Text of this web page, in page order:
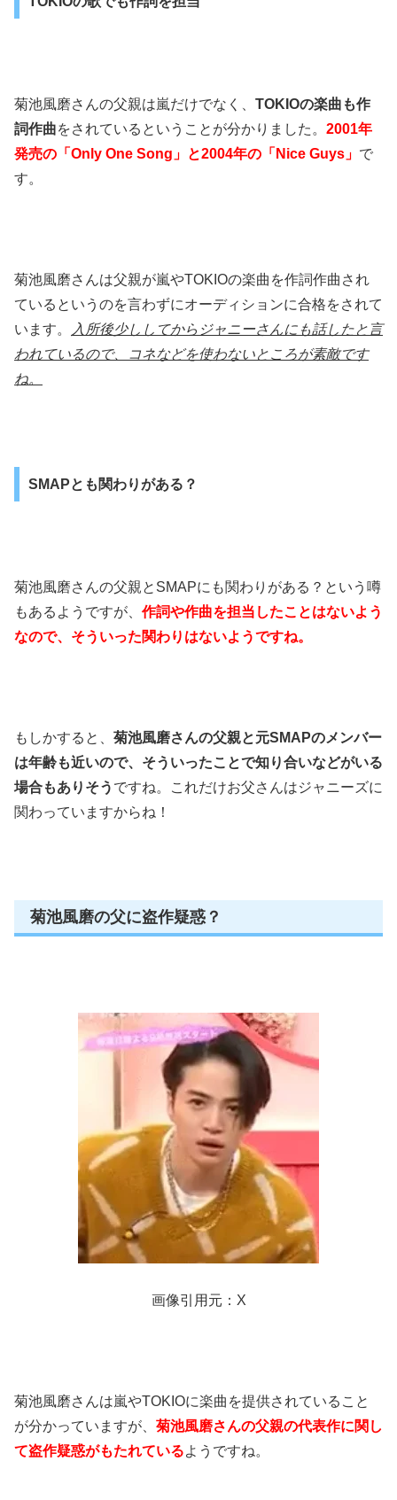
菊池風磨さんの父親は嵐だけでなく、 TOKIOの楽曲も作
詞作曲をされているということが分かりました。 2001年
発売の「Only One Song」と2004年の「Nice Guys」 で
す。
菊池風磨さんは父親が嵐やTOKIOの楽曲を作詞作曲され
ているというのを言わずにオーディションに合格をされて
います。
入所後少ししてからジャニーさんにも話したと言
われているので、コネなどを使わないところが素敵です
ね。
SMAPとも関わりがある？
菊池風磨さんの父親とSMAPにも関わりがある？という噂
もあるようですが、 作詞や作曲を担当したことはないよう
なので、そういった関わりはないようですね。
もしかすると、 菊池風磨さんの父親と元SMAPのメンバー
は年齢も近いので、そういったことで知り合いなどがいる
場合もありそう ですね。これだけお父さんはジャニーズに
関わっていますからね！
菊池風磨の父に盗作疑惑？
画像引用元：X
菊池風磨さんは嵐やTOKIOに楽曲を提供されていること
が分かっていますが、 菊池風磨さんの父親の代表作に関し
て盗作疑惑がもたれているようですね。